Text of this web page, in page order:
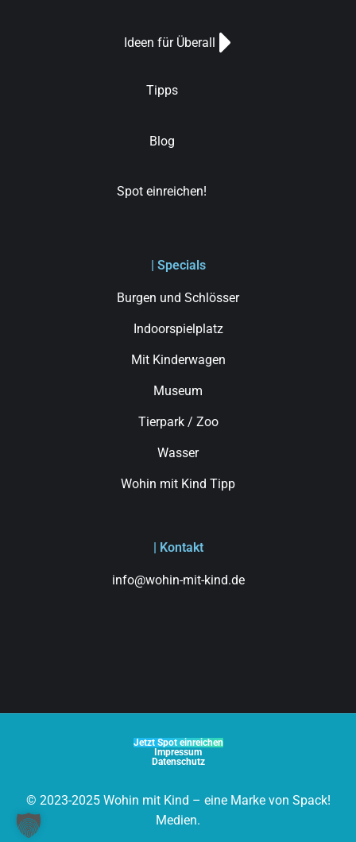
Ideen für Überall
Tipps
Blog
Spot einreichen!
| Specials
Burgen und Schlösser
Indoorspielplatz
Mit Kinderwagen
Museum
Tierpark / Zoo
Wasser
Wohin mit Kind Tipp
| Kontakt
info@wohin-mit-kind.de
© 2023-2025 Wohin mit Kind – eine Marke von Spack!
Medien.
Jetzt Spot einreichen
Impressum
Datenschutz